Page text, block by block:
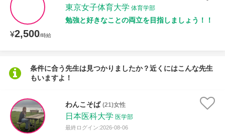
¥2,500/時給
東京女子体育大学 体育学部
勉強と好きなことの両立を目指しましょう！！
条件に合う先生は見つかりましたか？近くにはこんな先生
もいますよ！
わんこそば (21)女性
日本医科大学 医学部
最終ログイン:2026-08-06
月曜日 火曜日 水曜日 木曜日 金曜日
土曜日
所属大学
年齢：18-101歳